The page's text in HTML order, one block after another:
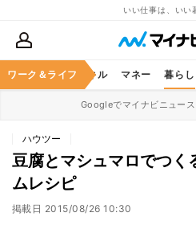
いい仕事は、いい
ワーク＆ライフ
ア ビジネススキル マネー 暮らし
Googleでマイナビニュー
ハウツー
豆腐とマシュマロでつく
ムレシピ
掲載日 2015/08/26 10:30